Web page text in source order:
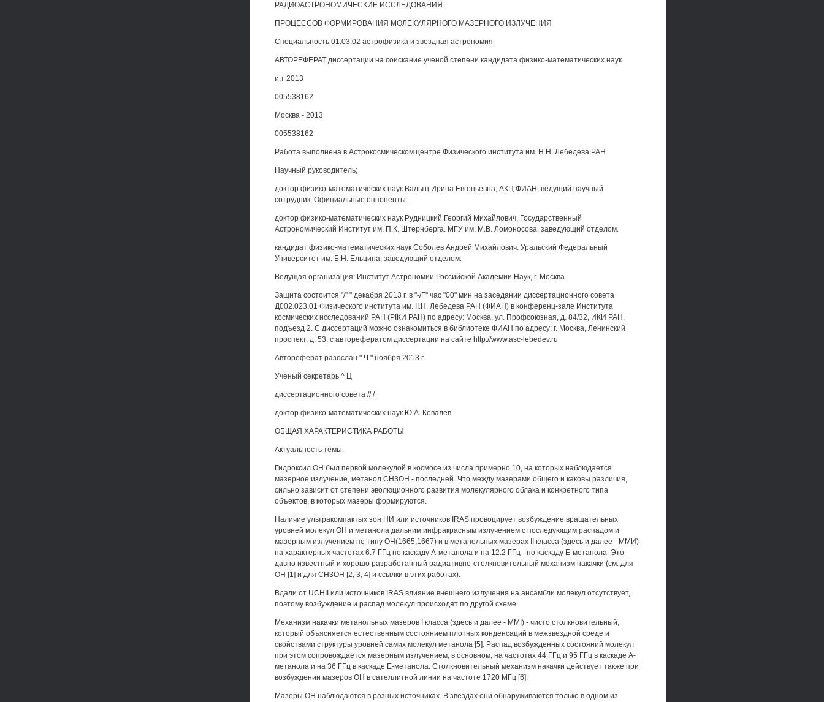
РАДИОАСТРОНОМИЧЕСКИЕ ИССЛЕДОВАНИЯ
ПРОЦЕССОВ ФОРМИРОВАНИЯ МОЛЕКУЛЯРНОГО МАЗЕРНОГО ИЗЛУЧЕНИЯ
Специальность 01.03.02 астрофизика и звездная астрономия
АВТОРЕФЕРАТ диссертации на соискание ученой степени кандидата физико-математических наук
и;т 2013
005538162
Москва - 2013
005538162
Работа выполнена в Астрокосмическом центре Физического института им. H.H. Лебедева РАН.
Научный руководитель;
доктор физико-математических наук Вальтц Ирина Евгеньевна, АКЦ ФИАН, ведущий научный
сотрудник. Официальные оппоненты:
доктор физико-математических наук Рудницкий Георгий Михайлович, Государственный
Астрономический Институт им. П.К. Штернберга. МГУ им. М.В. Ломоносова, заведующий отделом.
кандидат физико-математических наук Соболев Андрей Михайлович. Уральский Федеральный
Университет им. Б.Н. Ельцина, заведующий отделом.
Ведущая организация: Институт Астрономии Российской Академии Наук, г. Москва
Защита состоится "/" " декабря 2013 г. в "-/Г" час "00" мин на заседании диссертационного совета
Д002.023.01 Физического института им. II.Н. Лебедева РАН (ФИАН) в конференц-зале Института
космических исследований РАН (РІКИ РАН) по адресу: Москва, ул. Профсоюзная, д. 84/32, ИКИ РАН,
подъезд 2. С диссертаций можно ознакомиться в библиотеке ФИАН по адресу: г. Москва, Ленинский
проспект, д. 53, с авторефератом диссертации на сайте http://www.asc-lebedev.ru
Автореферат разослан " Ч " ноября 2013 г.
Ученый секретарь ^ Ц
диссертационного совета // /
доктор физико-математических наук Ю.А. Ковалев
ОБЩАЯ ХАРАКТЕРИСТИКА РАБОТЫ
Актуальность темы.
Гидроксил ОН был первой молекулой в космосе из числа примерно 10, на которых наблюдается
мазерное излучение, метанол СН3ОН - последней. Что между мазерами общего и каковы различия,
сильно зависит от степени эволюционного развития молекулярного облака и конкретного типа
объектов, в которых мазеры формируются.
Наличие ультракомпактых зон НИ или источников IRAS провоцирует возбуждение вращательных
уровней молекул ОН и метанола дальним инфракрасным излучением с последующим распадом и
мазерным излучением по типу ОН(1665,1667) и в метанольных мазерах II класса (здесь и далее - ММИ)
на характерных частотах 6.7 ГГц по каскаду А-метанола и на 12.2 ГГц - по каскаду Е-метанола. Это
давно известный и хорошо разработанный радиативно-столкновительный механизм накачки (см. для
ОН [1] и для СН3ОН [2, 3, 4] и ссылки в этих работах).
Вдали от UCHII или источников IRAS влияние внешнего излучения на ансамбли молекул отсутствует,
поэтому возбуждение и распад молекул происходят по другой схеме.
Механизм накачки метанольных мазеров I класса (здесь и далее - MMI) - чисто столкновительный,
который объясняется естественным состоянием плотных конденсаций в межзвездной среде и
свойствами структуры уровней самих молекул метанола [5]. Распад возбужденных состояний молекул
при этом сопровождается мазерным излучением, в основном, на частотах 44 ГГц и 95 ГГц в каскаде А-
метанола и на 36 ГГц в каскаде Е-метанола. Столкновительный механизм накачки действует также при
возбуждении мазеров ОН в сателлитной линии на частоте 1720 МГц [6].
Мазеры ОН наблюдаются в разных источниках. В звездах они обнаруживаются только в одном из